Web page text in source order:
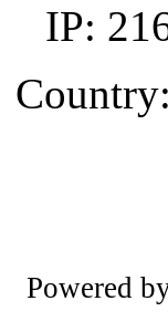
IP:
Powered